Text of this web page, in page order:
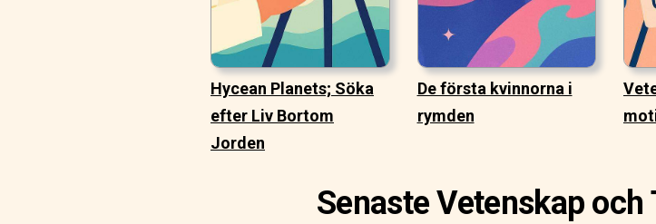
Hycean Planets; Söka
efter Liv Bortom
Jorden
De första kvinnorna i
rymden
Senaste Vetenskap